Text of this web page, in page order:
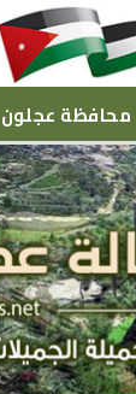
محافظة عجلون